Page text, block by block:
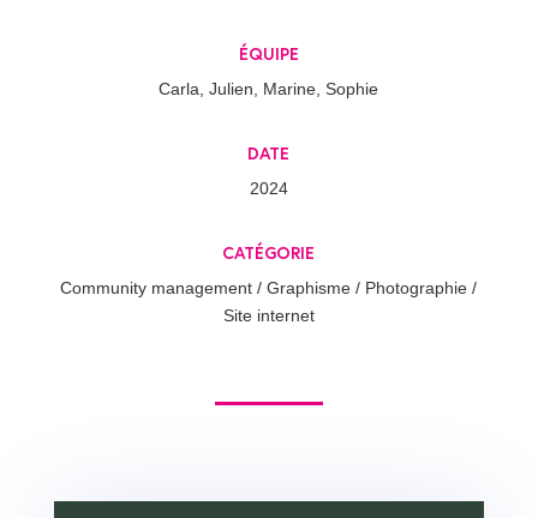
équipe
Carla, Julien, Marine, Sophie
date
2024
catégorie
Community management / Graphisme / Photographie /
Site internet